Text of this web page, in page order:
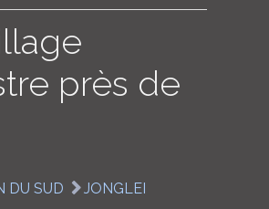
ENGLISH
près de
DU SUD JONGLEI